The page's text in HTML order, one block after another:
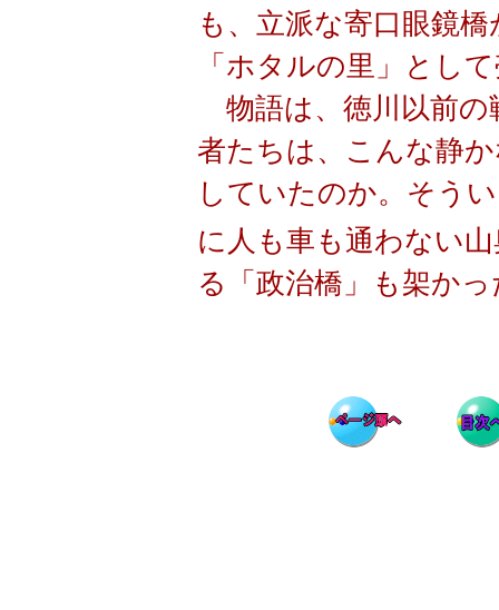
も、立派な寄口眼鏡
「ホタルの里」とし
物語は、徳川以前の
者たちは、こんな静
していたのか。そう
に人も車も通わない
る「政治橋」も架かっ